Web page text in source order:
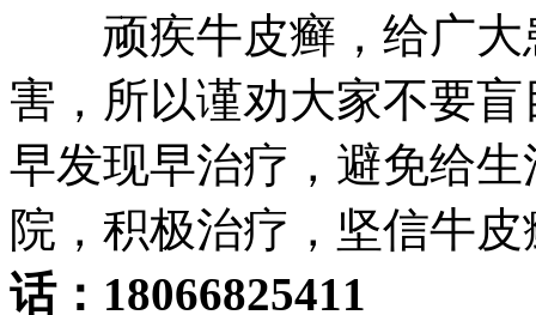
顽疾牛皮癣，给广大
害，所以谨劝大家不要
早发现早治疗，避免给
院，积极治疗，坚信牛
话：18066825411